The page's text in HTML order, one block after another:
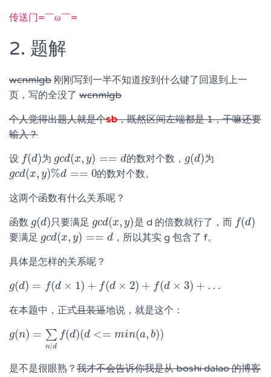
传送门=￣ω￣=
2. 题解
wcnmlgb 刚刚写到一半不知道按到什么键了回退到上一
页，写的全没了 wcnmlgb
个人觉得出题人就是个sb，既然区间左端都是 1，干嘛还要
输入？
设 f(d)
f(d) 为 gcd(x, y) == d
gcd(x,y)==d 的数对个数， g(d)
g(d)为
gcd(x, y)%d == 0
gcd(x,y)%d==0
的数对个数。
这两个函数有什么关系呢？
函数 g(d)
g(d) 只要满足 gcd(x, y)
gcd(x,y) 是 d 的倍数就行了，而 f(d)
f(d)
要满足 gcd(x, y) == d
gcd(x,y)==d
，所以其实 g 包含了 f。
具体是怎样的关系呢？
g(d) = f(d × 1) + f(d × 2) + f(d × 3) + …
g(d)=f( d×1) +f( d× 2)+ f(d× 3) +…
在本题中，正式且装逼地说，就是这个：
g(n) = ∑
n |d
f(d)(d <= min(a, b))
g(n)=∑n |d f (d)(d<= mn( a,b))
是不是很眼熟？ 我才不会告诉你我是从 boshi dalao 的博客